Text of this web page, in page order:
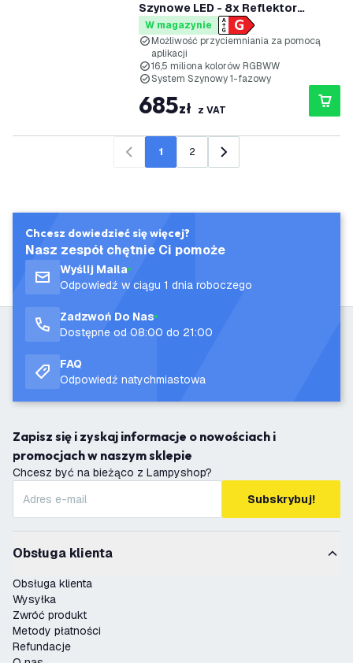
Szynowe LED - 8x Reflektor
Szynowy - 4.9W - RGB+CCT -
Możliwość Przyciemniania -
System Szynowy 1-fazowy -
Czarny
W magazynie
Możliwość przyciemniania za pomocą
aplikacji
16,5 miliona kolorów RGBWW
System Szynowy 1-fazowy
685zł z VAT
Poprzedni
1 2 Następny
Chcesz dowiedzieć się więcej?
Nasz zespół chętnie Ci pomoże
Wyślij Maila
Odpowiedź w ciągu 1 dnia roboczego
Zadzwoń Do Nas
Dostępne od 08:00 do 21:00
FAQ
Odpowiedź natychmiastowa
Zapisz się i zyskaj informacje o nowościach i
promocjach w naszym sklepie
Chcesz być na bieżąco z Lampyshop?
Subskrybuj!
Obsługa klienta
Obsługa klienta
Wysyłka
Zwróć produkt
Metody płatności
Refundacje